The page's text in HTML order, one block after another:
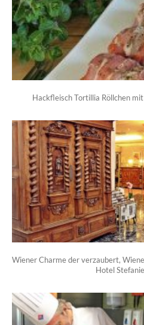
Hackfleisch Tortillia Röllchen
Wiener Charme der verzaubert,
Hotel